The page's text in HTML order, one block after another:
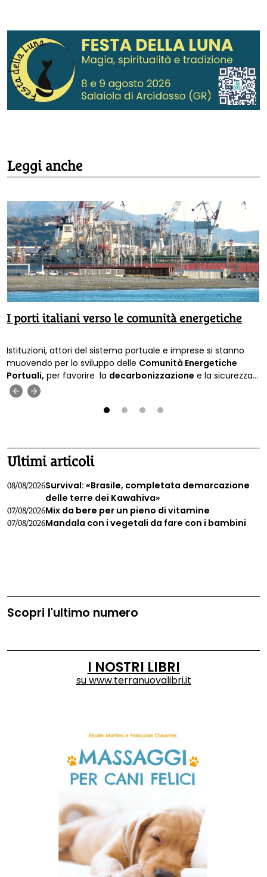
Leggi anche
I porti italiani verso le comunità energetiche
Istituzioni, attori del sistema portuale e imprese si stanno
muovendo per lo sviluppo delle Comunità Energetiche
Portuali, per favorire la decarbonizzazione e la sicurezza
energetica.
Ultimi articoli
08/08/2026Survival: «Brasile, completata demarcazione
delle terre dei Kawahiva»
07/08/2026Mix da bere per un pieno di vitamine
07/08/2026Mandala con i vegetali da fare con i bambini
Scopri l'ultimo numero
I NOSTRI LIBRI
suwww.terranuovalibri.it